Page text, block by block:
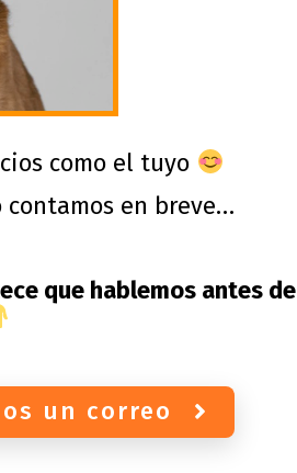
como el tuyo
contamos en breve…
que hablemos antes de
un correo